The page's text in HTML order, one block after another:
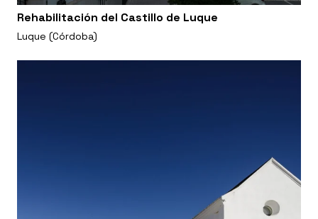
Rehabilitación del Castillo de Luque
Luque (Córdoba)